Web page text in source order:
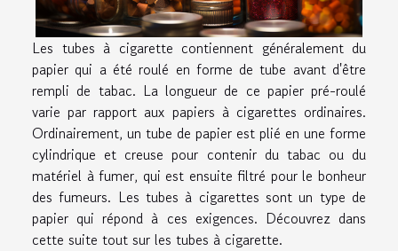
Les tubes à cigarette contiennent généralement du
papier qui a été roulé en forme de tube avant d'être
rempli de tabac. La longueur de ce papier pré-roulé
varie par rapport aux papiers à cigarettes ordinaires.
Ordinairement, un tube de papier est plié en une forme
cylindrique et creuse pour contenir du tabac ou du
matériel à fumer, qui est ensuite filtré pour le bonheur
des fumeurs. Les tubes à cigarettes sont un type de
papier qui répond à ces exigences. Découvrez dans
cette suite tout sur les tubes à cigarette.